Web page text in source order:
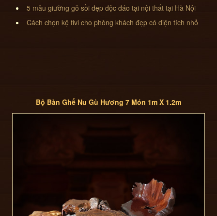
5 mẫu giường gỗ sồi đẹp độc đáo tại nội thất tại Hà Nội
Cách chọn kệ tivi cho phòng khách đẹp có diện tích nhỏ
Bộ Bàn Ghế Nu Gù Hương 7 Món 1m X 1.2m